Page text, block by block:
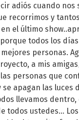
adiós cuando
recorrimos y
el último
todos los
personas.
a mis
personas que
apagan las luces
llevamos
todos ustedes...